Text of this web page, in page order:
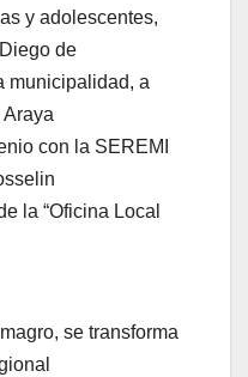
y adolescentes,
de
municipalidad, a
con la SEREMI
la “Oficina Local
se transforma